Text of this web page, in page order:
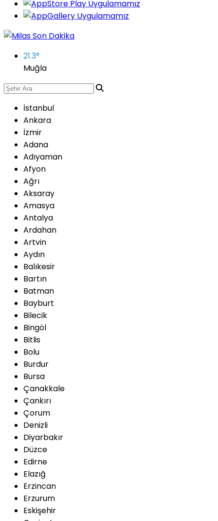
21.3°
Muğla
İstanbul
Ankara
İzmir
Adana
Adıyaman
Afyon
Ağrı
Aksaray
Amasya
Antalya
Ardahan
Artvin
Aydın
Balıkesir
Bartın
Batman
Bayburt
Bilecik
Bingöl
Bitlis
Bolu
Burdur
Bursa
Çanakkale
Çankırı
Çorum
Denizli
Diyarbakır
Düzce
Edirne
Elazığ
Erzincan
Erzurum
Eskişehir